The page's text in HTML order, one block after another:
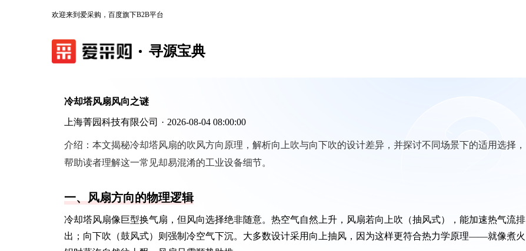
欢迎来到爱采购，百度旗下B2B平台
寻源宝典
冷却塔风扇风向之谜
上海菁园科技有限公司 · 2026-08-04 08:00:00
介绍： 本文揭秘冷却塔风扇的吹风方向原理，解析向上吹与向下吹的设计差异，并探讨不同场景下的适用选择，
帮助读者理解这一常见却易混淆的工业设备细节。
一、风扇方向的物理逻辑
冷却塔风扇像巨型换气扇，但风向选择绝非随意。热空气自然上升，风扇若向上吹（抽风式），能加速热气流排
出；向下吹（鼓风式）则强制冷空气下沉。大多数设计采用向上抽风，因为这样更符合热力学原理——就像煮火